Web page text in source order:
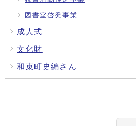
図書室啓発事業
成人式
文化財
和束町史編さん